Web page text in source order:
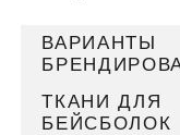
ВАРИАНТЫ
ТКАНИ ДЛЯ
БЕЙСБОЛОК